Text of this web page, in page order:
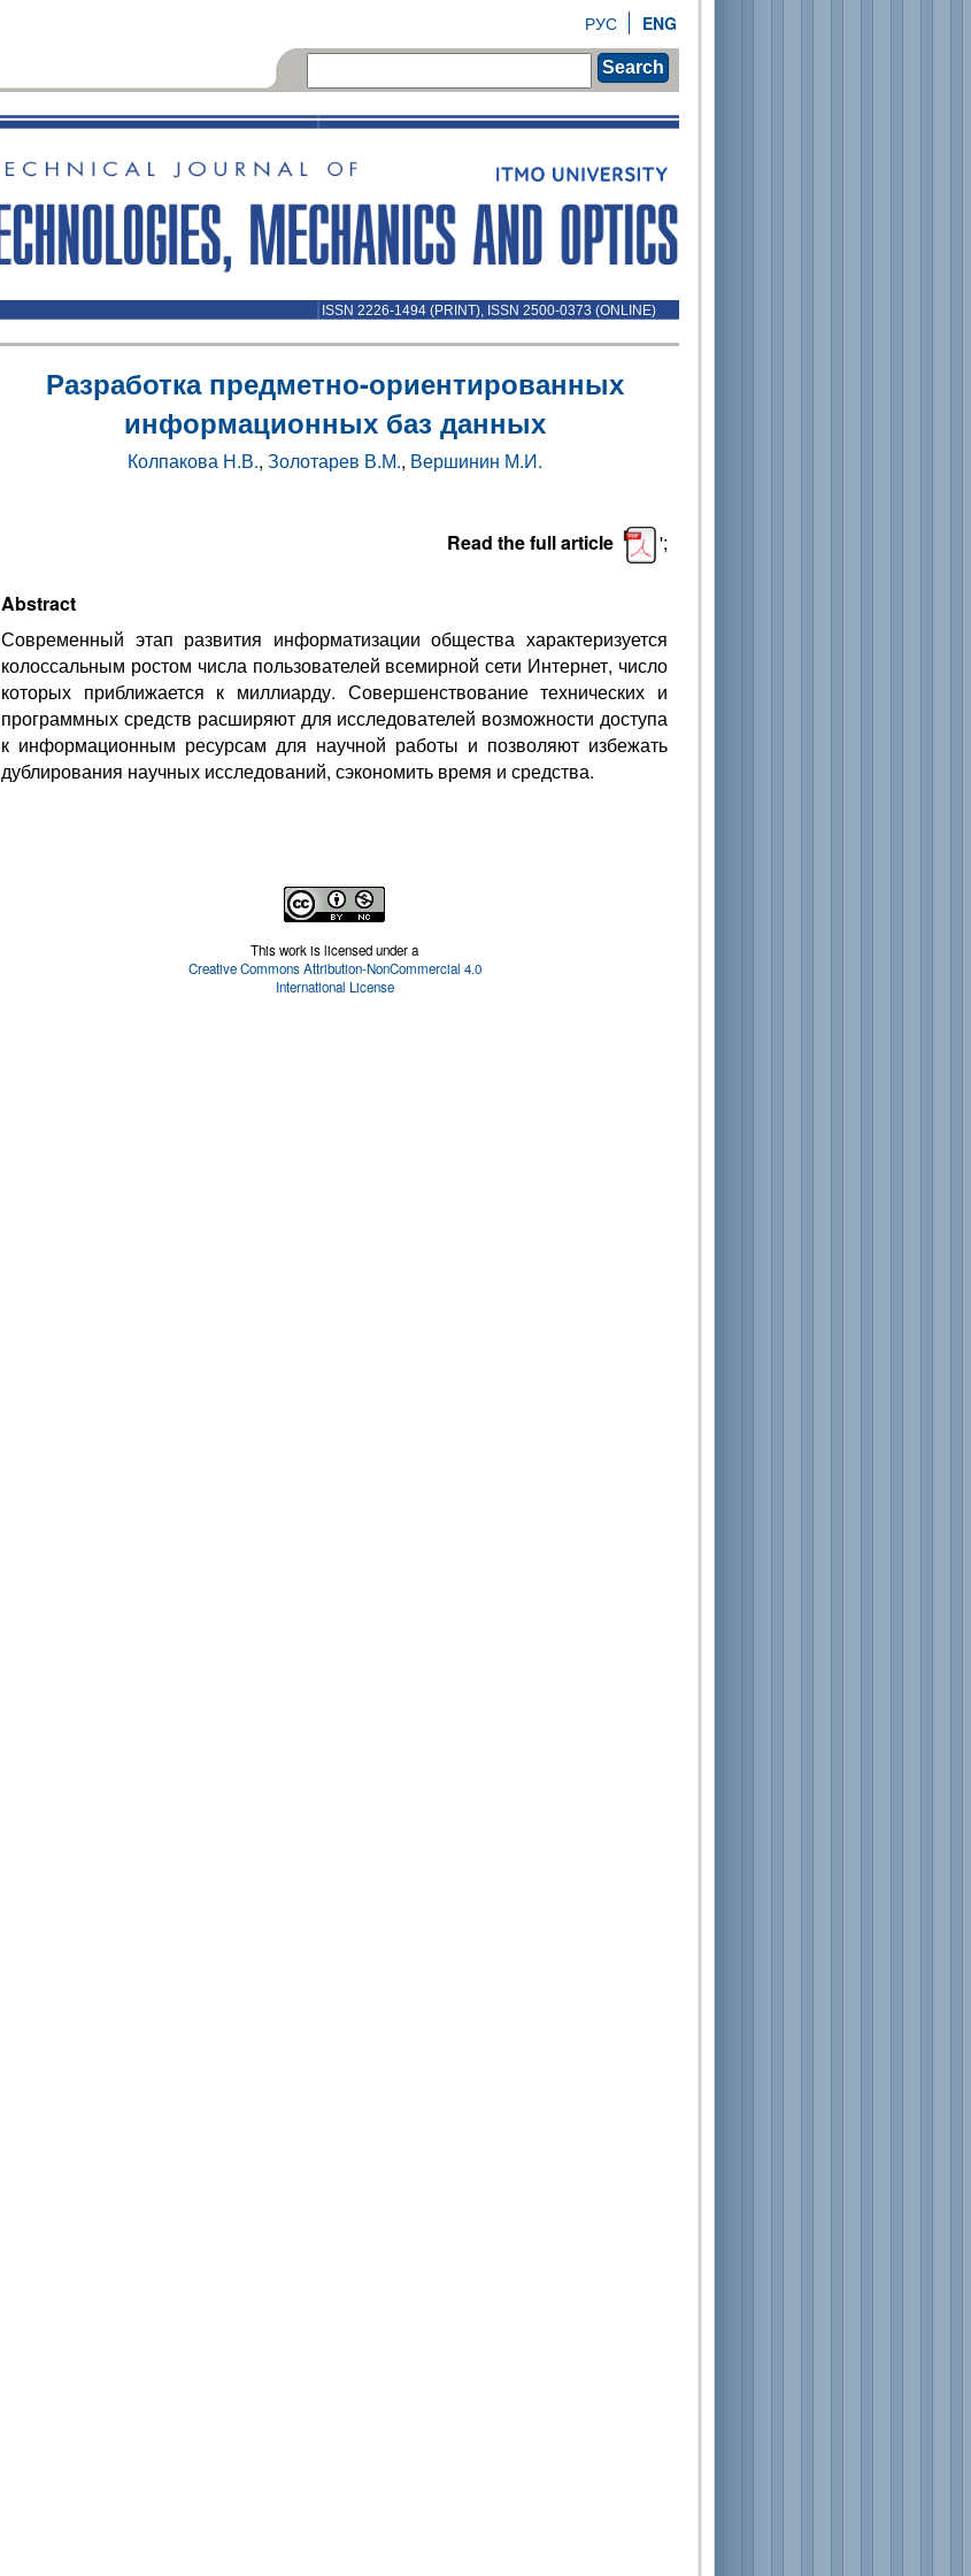
ENG
РУС
Search
ISSN 2226-1494 (PRINT), ISSN 2500-0373 (ONLINE)
Разработка предметно-ориентированных
информационных баз данных
Колпакова Н.В., Золотарев В.М., Вершинин М.И.
Read the full article ';
Abstract
Современный этап развития информатизации общества характеризуется
колоссальным ростом числа пользователей всемирной сети Интернет, число
которых приближается к миллиарду. Совершенствование технических и
программных средств расширяют для исследователей возможности доступа
к информационным ресурсам для научной работы и позволяют избежать
дублирования научных исследований, сэкономить время и средства.
This work is licensed under a
Creative Commons Attribution-NonCommercial 4.0
International License